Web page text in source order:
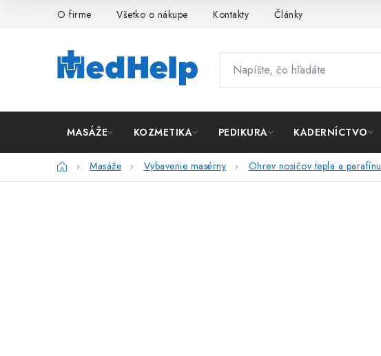
O firme Všetko o nákupe Kontakty Články
MASÁŽE KOZMETIKA PEDIKURA KADERNÍCTVO
DomovMasáže Vybavenie masérny Ohrev nosičov tepla a parafínu